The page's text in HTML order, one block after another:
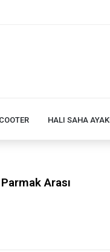
HALI SAHA
Arası